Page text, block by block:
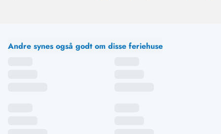
Andre synes også godt om disse feriehuse